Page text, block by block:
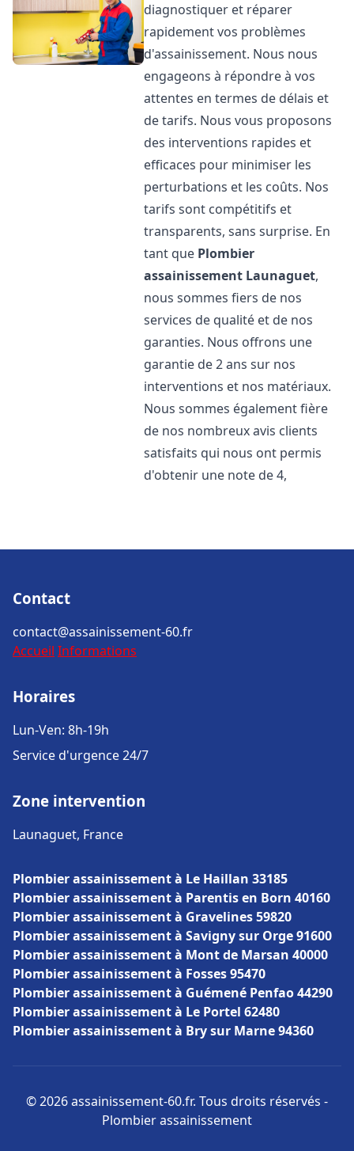
diagnostiquer et réparer
rapidement vos problèmes
d'assainissement. Nous nous
engageons à répondre à vos
attentes en termes de délais et
de tarifs. Nous vous proposons
des interventions rapides et
efficaces pour minimiser les
perturbations et les coûts. Nos
tarifs sont compétitifs et
transparents, sans surprise. En
tant que Plombier
assainissement Launaguet,
nous sommes fiers de nos
services de qualité et de nos
garanties. Nous offrons une
garantie de 2 ans sur nos
interventions et nos matériaux.
Nous sommes également fière
de nos nombreux avis clients
satisfaits qui nous ont permis
d'obtenir une note de 4,
Contact
contact@assainissement-60.fr
Accueil Informations
Horaires
Lun-Ven: 8h-19h
Service d'urgence 24/7
Zone intervention
Launaguet, France
Plombier assainissement à Le Haillan 33185
Plombier assainissement à Parentis en Born 40160
Plombier assainissement à Gravelines 59820
Plombier assainissement à Savigny sur Orge 91600
Plombier assainissement à Mont de Marsan 40000
Plombier assainissement à Fosses 95470
Plombier assainissement à Guémené Penfao 44290
Plombier assainissement à Le Portel 62480
Plombier assainissement à Bry sur Marne 94360
© 2026 assainissement-60.fr. Tous droits réservés -
Plombier assainissement